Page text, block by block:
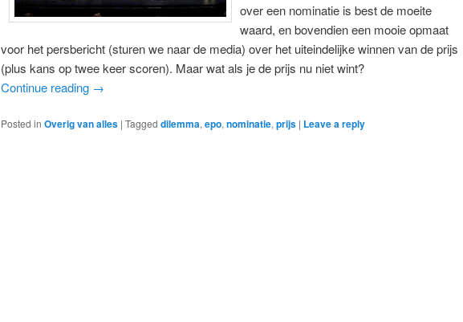
over een nominatie is best de moeite
waard, en bovendien een mooie opmaat
voor het persbericht (sturen we naar de media) over het uiteindelijke winnen van de prijs
(plus kans op twee keer scoren). Maar wat als je de prijs nu niet wint?
Continue reading →
Posted in Overig van alles | Tagged dilemma, epo, nominatie, prijs | Leave a reply